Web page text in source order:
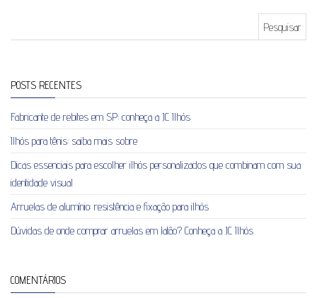
POSTS RECENTES
Fabricante de rebites em SP: conheça a JC Ilhós
Ilhós para tênis: saiba mais sobre
Dicas essenciais para escolher ilhós personalizados que combinam com sua
identidade visual
Arruelas de alumínio: resistência e fixação para ilhós
Dúvidas de onde comprar arruelas em latão? Conheça a JC Ilhós
COMENTÁRIOS